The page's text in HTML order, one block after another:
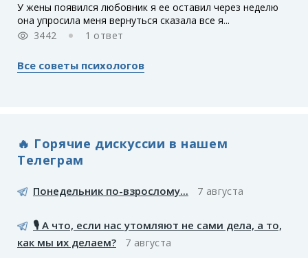
У жены появился любовник я ее оставил через неделю
она упросила меня вернуться сказала все я...
3442
1 ответ
Все советы психологов
🔥 Горячие дискуссии в нашем
Телеграм
Понедельник по-взрослому... 7 августа
🎙️ А что, если нас утомляют не сами дела, а то,
как мы их делаем?
7 августа